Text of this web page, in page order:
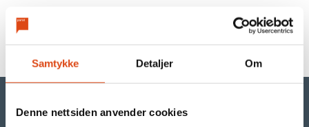
Samtykke Detaljer Om
Denne nettsiden anvender cookies